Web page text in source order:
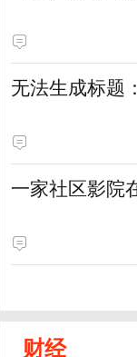
无法生成标题
一家社区影院
财经